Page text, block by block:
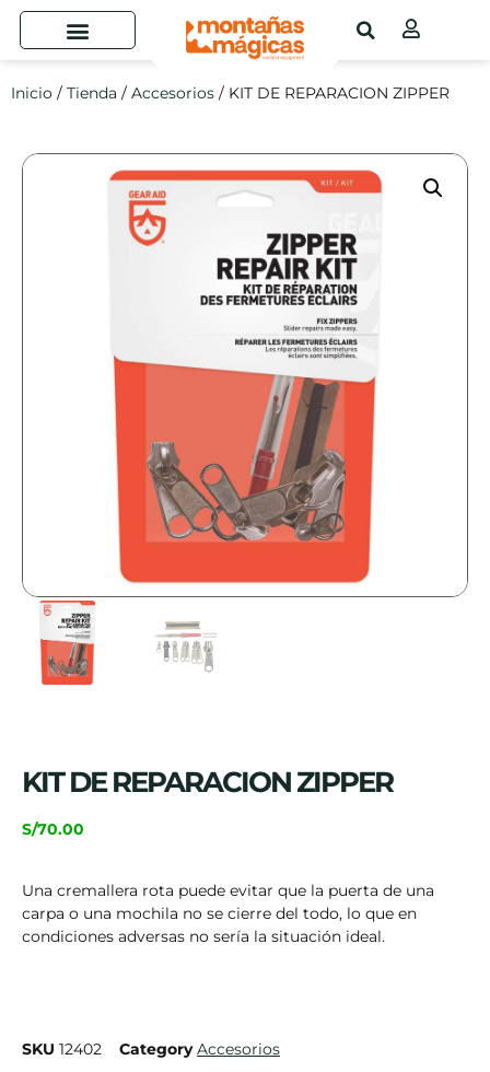
Inicio / Tienda / Accesorios / KIT DE REPARACION ZIPPER
KIT DE REPARACION ZIPPER
S/70.00
Una cremallera rota puede evitar que la puerta de una
carpa o una mochila no se cierre del todo, lo que en
condiciones adversas no sería la situación ideal.
SKU 12402 Category Accesorios